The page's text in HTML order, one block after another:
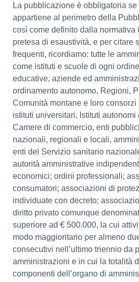
La pubblicazione è obbligatoria se
appartiene al perimetro della
così come definito dalla normativa
pretesa di esaustività, e per citare
frequenti, ricordiamo: tutte le
come istituti e scuole di ogni
educative, aziende ed
ordinamento autonomo, Regioni,
Comunità montane e loro
istituti universitari, Istituti autonomi
Camere di commercio, enti
nazionali, regionali e locali,
enti del Servizio sanitario
autorità amministrative
economici; ordini professionali;
consumatori; associazioni di
individuate con decreto;
diritto privato comunque
superiore ad € 500.000, la cui
modo maggioritario per almeno
consecutivi nell’ultimo triennio da
amministrazioni e in cui la totalità
componenti dell’organo di